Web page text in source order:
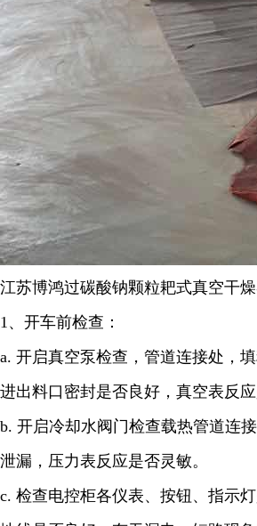
江苏博鸿过碳酸钠颗粒耙式真空干
1、开车前检查：
a. 开启真空泵检查，管道连接处，
进出料口密封是否良好，真空表反应
b. 开启冷却水阀门检查载热管道连
泄漏，压力表反应是否灵敏。
c. 检查电控柜各仪表、按钮、指示